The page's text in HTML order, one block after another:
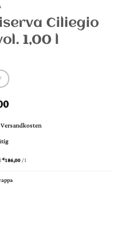
Ciliegio
1,00 l
Versandkosten
l €186,00/l